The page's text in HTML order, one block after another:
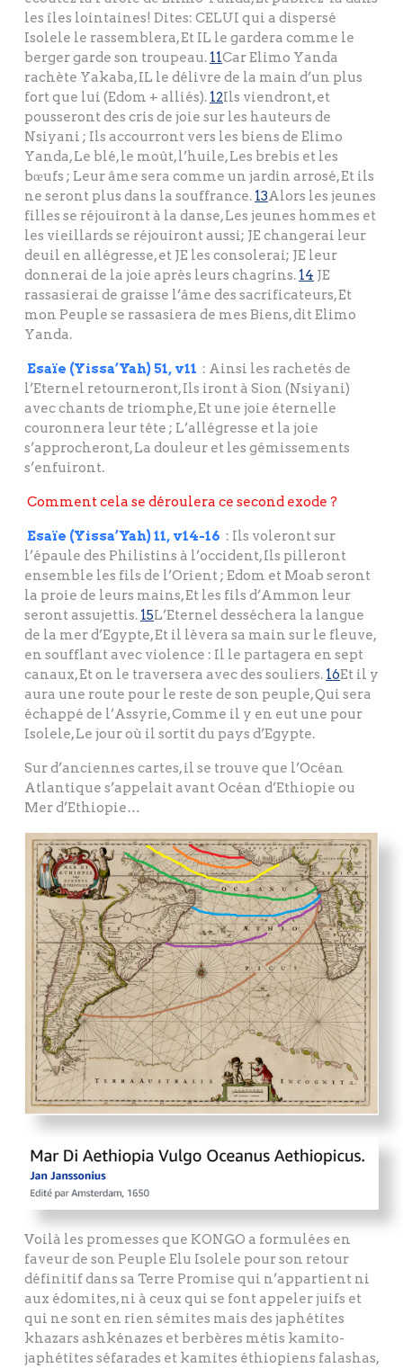
les îles lointaines! Dites: CELUI qui a dispersé
Isolele le rassemblera, Et IL le gardera comme le
berger garde son troupeau. 11Car Elimo Yanda
rachète Yakaba, IL le délivre de la main d’un plus
fort que lui (Edom + alliés). 12Ils viendront, et
pousseront des cris de joie sur les hauteurs de
Nsiyani ; Ils accourront vers les biens de Elimo
Yanda, Le blé, le moût, l’huile, Les brebis et les
bœufs ; Leur âme sera comme un jardin arrosé, Et ils
ne seront plus dans la souffrance. 13Alors les jeunes
filles se réjouiront à la danse, Les jeunes hommes et
les vieillards se réjouiront aussi; JE changerai leur
deuil en allégresse, et JE les consolerai; JE leur
donnerai de la joie après leurs chagrins. 14 JE
rassasierai de graisse l’âme des sacrificateurs, Et
mon Peuple se rassasiera de mes Biens, dit Elimo
Yanda.
Esaïe (Yissa’Yah) 51, v11 : Ainsi les rachetés de
l’Eternel retourneront, Ils iront à Sion (Nsiyani)
avec chants de triomphe, Et une joie éternelle
couronnera leur tête ; L’allégresse et la joie
s’approcheront, La douleur et les gémissements
s’enfuiront.
Comment cela se déroulera ce second exode ?
Esaïe (Yissa’Yah) 11, v14-16 : Ils voleront sur
l’épaule des Philistins à l’occident, Ils pilleront
ensemble les fils de l’Orient ; Edom et Moab seront
la proie de leurs mains, Et les fils d’Ammon leur
seront assujettis. 15L’Eternel desséchera la langue
de la mer d’Egypte, Et il lèvera sa main sur le fleuve,
en soufflant avec violence : Il le partagera en sept
canaux, Et on le traversera avec des souliers. 16Et il y
aura une route pour le reste de son peuple, Qui sera
échappé de l’Assyrie, Comme il y en eut une pour
Isolele, Le jour où il sortit du pays d’Egypte.
Sur d’anciennes cartes, il se trouve que l’Océan
Atlantique s’appelait avant Océan d’Ethiopie ou
Mer d’Ethiopie…
Voilà les promesses que KONGO a formulées en
faveur de son Peuple Elu Isolele pour son retour
définitif dans sa Terre Promise qui n’appartient ni
aux édomites, ni à ceux qui se font appeler juifs et
qui ne sont en rien sémites mais des japhétites
khazars ashkénazes et berbères métis kamito-
japhétites séfarades et kamites éthiopiens falashas,